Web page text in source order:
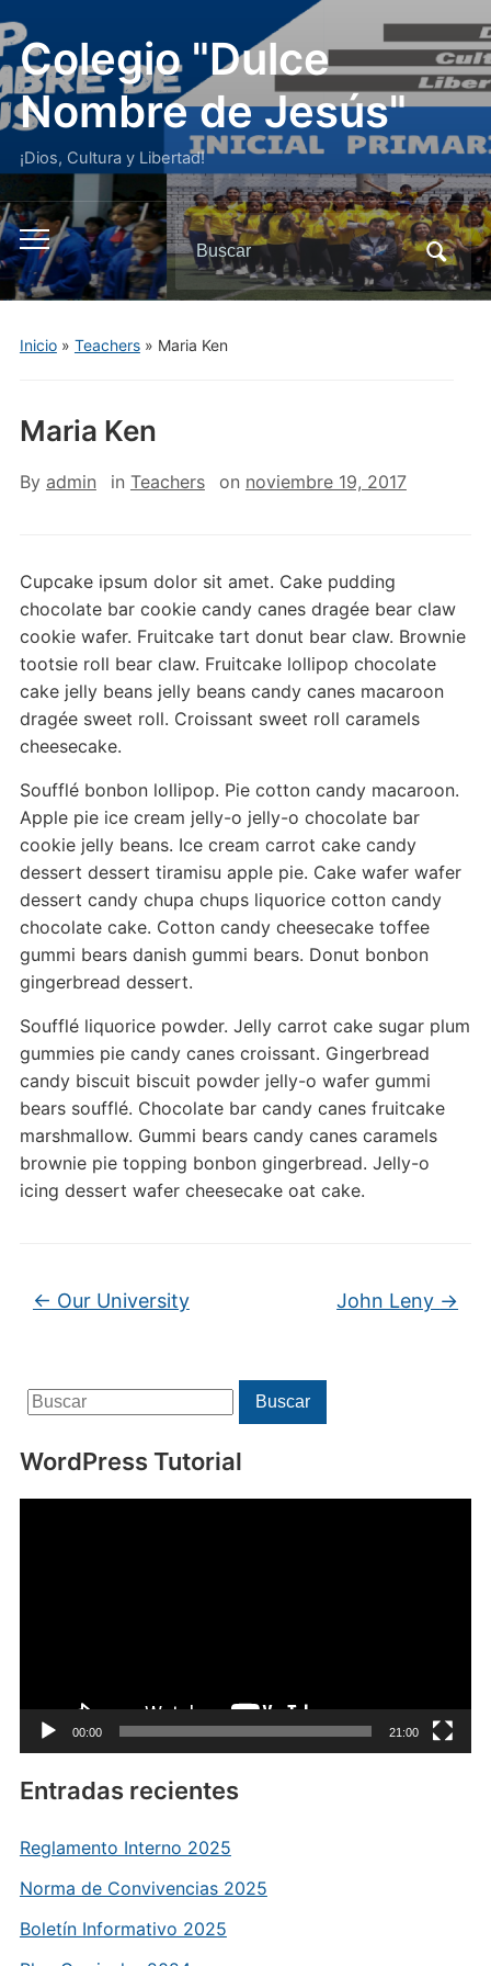
Colegio "Dulce
Nombre de Jesús"
¡Dios, Cultura y Libertad!
Alternar
el
menú
móvil
Buscar:
Inicio» Teachers» Maria Ken
Buscar: Buscar
WordPress Tutorial
00:00 21:00
Entradas recientes
Reglamento Interno 2025
Norma de Convivencias 2025
Boletín Informativo 2025
Maria Ken
By admin in Teachers on noviembre 19, 2017
Cupcake ipsum dolor sit amet. Cake pudding
chocolate bar cookie candy canes dragée bear claw
cookie wafer. Fruitcake tart donut bear claw. Brownie
tootsie roll bear claw. Fruitcake lollipop chocolate
cake jelly beans jelly beans candy canes macaroon
dragée sweet roll. Croissant sweet roll caramels
cheesecake.
Soufflé bonbon lollipop. Pie cotton candy macaroon.
Apple pie ice cream jelly-o jelly-o chocolate bar
cookie jelly beans. Ice cream carrot cake candy
dessert dessert tiramisu apple pie. Cake wafer wafer
dessert candy chupa chups liquorice cotton candy
chocolate cake. Cotton candy cheesecake toffee
gummi bears danish gummi bears. Donut bonbon
gingerbread dessert.
Soufflé liquorice powder. Jelly carrot cake sugar plum
gummies pie candy canes croissant. Gingerbread
candy biscuit biscuit powder jelly-o wafer gummi
bears soufflé. Chocolate bar candy canes fruitcake
marshmallow. Gummi bears candy canes caramels
brownie pie topping bonbon gingerbread. Jelly-o
icing dessert wafer cheesecake oat cake.
← Our University John Leny →